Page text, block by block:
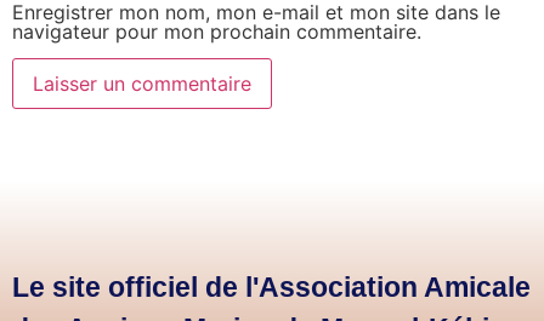
Enregistrer mon nom, mon e-mail et mon site dans le
navigateur pour mon prochain commentaire.
Le site officiel de l'Association Amicale